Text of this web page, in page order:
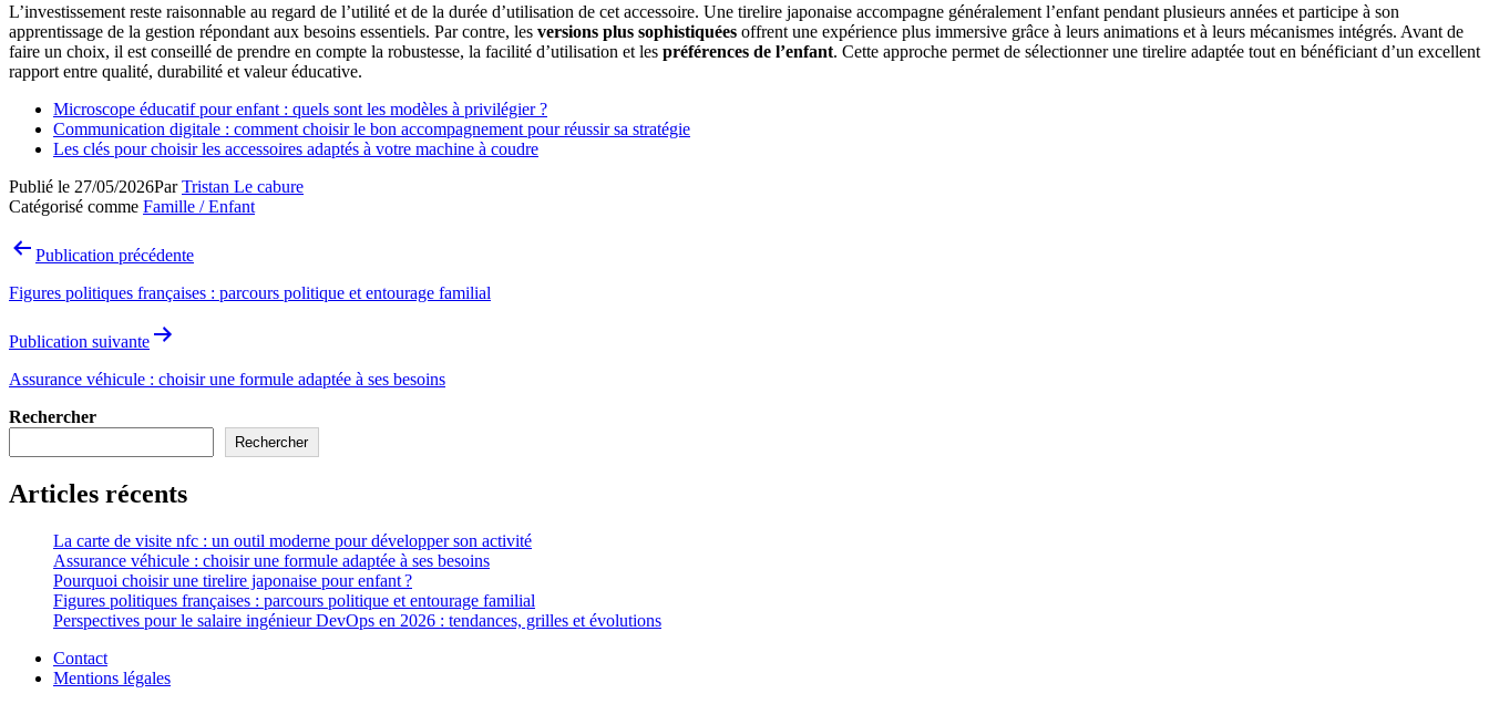
L’investissement reste raisonnable au regard de l’utilité et de la durée d’utilisation de cet accessoire. Une tirelire japonaise accompagne généralement l’enfant pendant plusieurs années et participe à son
apprentissage de la gestion répondant aux besoins essentiels. Par contre, les versions plus sophistiquées offrent une expérience plus immersive grâce à leurs animations et à leurs mécanismes intégrés. Avant de
faire un choix, il est conseillé de prendre en compte la robustesse, la facilité d’utilisation et les préférences de l’enfant. Cette approche permet de sélectionner une tirelire adaptée tout en bénéficiant d’un excellent
rapport entre qualité, durabilité et valeur éducative.
Microscope éducatif pour enfant : quels sont les modèles à privilégier ?
Communication digitale : comment choisir le bon accompagnement pour réussir sa stratégie
Les clés pour choisir les accessoires adaptés à votre machine à coudre
Publié le 27/05/2026ParTristan Le cabure
Catégorisé comme Famille / Enfant
Navigation
l’article
Publication précédente
Figures politiques françaises : parcours politique et entourage familial
Publication suivante
Assurance véhicule : choisir une formule adaptée à ses besoins
Rechercher
Rechercher
Articles récents
La carte de visite nfc : un outil moderne pour développer son activité
Assurance véhicule : choisir une formule adaptée à ses besoins
Pourquoi choisir une tirelire japonaise pour enfant ?
Figures politiques françaises : parcours politique et entourage familial
Perspectives pour le salaire ingénieur DevOps en 2026 : tendances, grilles et évolutions
Contact
Mentions légales